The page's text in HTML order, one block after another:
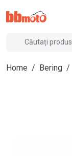
Home / Bering /